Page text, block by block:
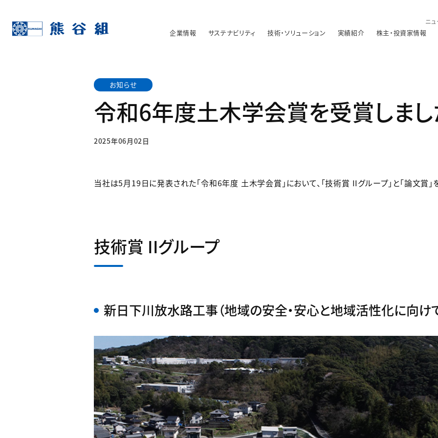
ニ
企業情報 サステナビリティ 技術・ソリューション 実績紹介 株主・投資家情報
お知らせ
令和6年度土木学会賞を受賞しま
2025年06月02日
当社は5月19日に発表された「令和6年度 土木学会賞」において、「技術賞 IIグループ」と「論文賞」
技術賞 IIグループ
新日下川放水路工事（地域の安全・安心と地域活性化に向け